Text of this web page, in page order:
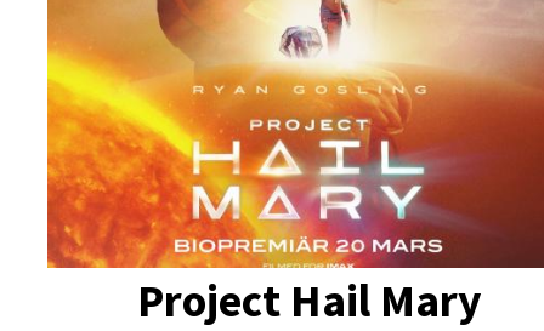
Project Hail Mary